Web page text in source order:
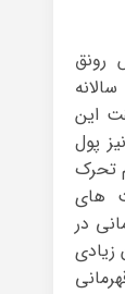
رونق
این
پول
تحرک
های
در